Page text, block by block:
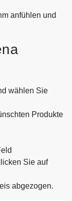
anfühlen und
wählen Sie
Produkte
Sie auf
abgezogen.